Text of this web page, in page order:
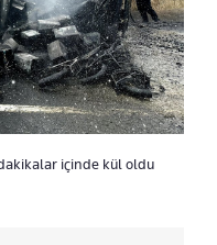
içinde kül oldu